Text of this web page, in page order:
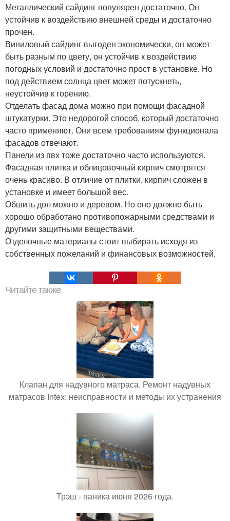
Металлический сайдинг популярен достаточно. Он
устойчив к воздействию внешней среды и достаточно
прочен.
Виниловый сайдинг выгоден экономически, он может
быть разным по цвету, он устойчив к воздействию
погодных условий и достаточно прост в установке. Но
под действием солнца цвет может потускнеть,
неустойчив к горению.
Отделать фасад дома можно при помощи фасадной
штукатурки. Это недорогой способ, который достаточно
часто применяют. Они всем требованиям функционала
фасадов отвечают.
Панели из пвх тоже достаточно часто используются.
Фасадная плитка и облицовочный кирпич смотрятся
очень красиво. В отличие от плитки, кирпич сложен в
установке и имеет большой вес.
Обшить дол можно и деревом. Но оно должно быть
хорошо обработано противопожарными средствами и
другими защитными веществами.
Отделочные материалы стоит выбирать исходя из
собственных пожеланий и финансовых возможностей.
Читайте также
Клапан для надувного матраса. Ремонт надувных
матрасов Intex: неисправности и методы их устранения
Трэш - паника июня 2026 года.